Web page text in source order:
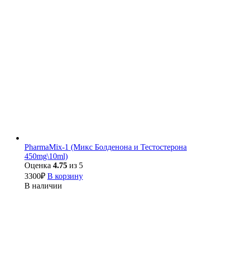
PharmaMix-1 (Микс Болденона и Тестостерона
450mg\10ml)
Оценка 4.75 из 5
3300₽ В корзину
В наличии